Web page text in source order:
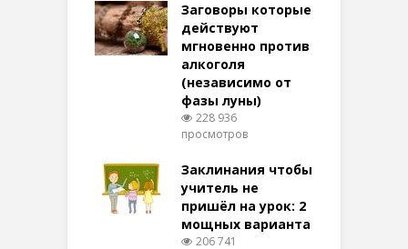
Заговоры которые
действуют
мгновенно против
алкоголя
(независимо от
фазы луны)
228 936
просмотров
Заклинания чтобы
учитель не
пришёл на урок: 2
мощных варианта
206 741